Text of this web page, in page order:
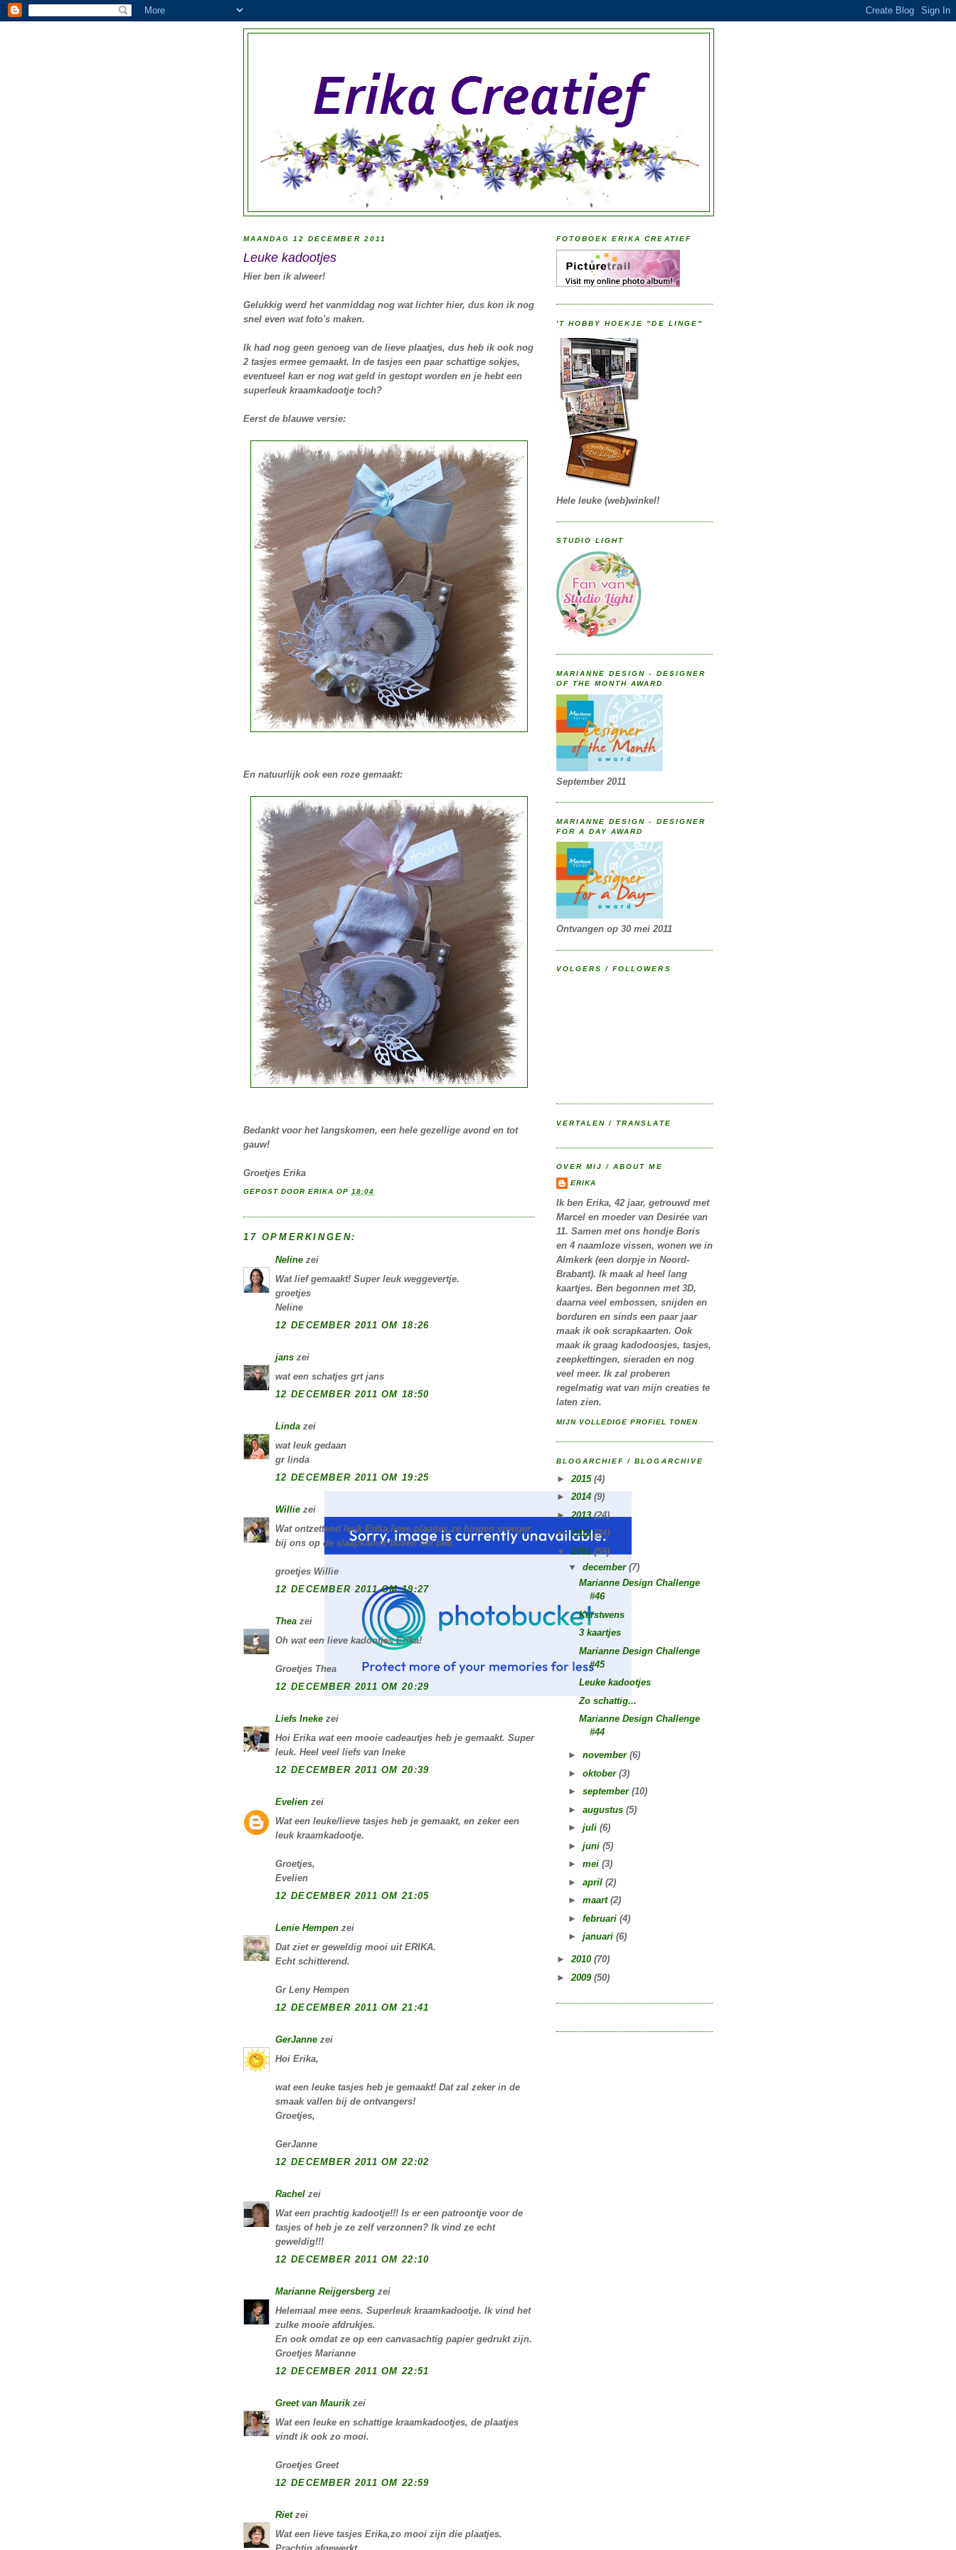
MAANDAG 12 DECEMBER 2011
Leuke kadootjes
Hier ben ik alweer!
Gelukkig werd het vanmiddag nog wat lichter hier, dus kon ik nog
snel even wat foto's maken.
Ik had nog geen genoeg van de lieve plaatjes, dus heb ik ook nog
2 tasjes ermee gemaakt. In de tasjes een paar schattige sokjes,
eventueel kan er nog wat geld in gestopt worden en je hebt een
superleuk kraamkadootje toch?
Eerst de blauwe versie:
En natuurlijk ook een roze gemaakt:
Bedankt voor het langskomen, een hele gezellige avond en tot
gauw!
Groetjes Erika
GEPOST DOORERIKA OP18:04
17 OPMERKINGEN:
Neline zei
Wat lief gemaakt! Super leuk weggevertje.
groetjes
Neline
12 DECEMBER 2011 OM 18:26
jans zei
wat een schatjes grt jans
12 DECEMBER 2011 OM 18:50
Linda zei
wat leuk gedaan
gr linda
12 DECEMBER 2011 OM 19:25
Willie zei
Wat ontzettend leuk Erika,lieve plaatjes,ze hingen vroeger
bij ons op de slaapkamer boven het bed.
groetjes Willie
12 DECEMBER 2011 OM 19:27
Thea zei
Oh wat een lieve kadootjes Erika!
Groetjes Thea
12 DECEMBER 2011 OM 20:29
Liefs Ineke zei
Hoi Erika wat een mooie cadeautjes heb je gemaakt. Super
leuk. Heel veel liefs van Ineke
12 DECEMBER 2011 OM 20:39
Evelien zei
Wat een leuke/lieve tasjes heb je gemaakt, en zeker een
leuk kraamkadootje.
Groetjes,
Evelien
12 DECEMBER 2011 OM 21:05
Lenie Hempen zei
Dat ziet er geweldig mooi uit ERIKA.
Echt schitterend.
Gr Leny Hempen
12 DECEMBER 2011 OM 21:41
GerJanne zei
Hoi Erika,
wat een leuke tasjes heb je gemaakt! Dat zal zeker in de
smaak vallen bij de ontvangers!
Groetjes,
GerJanne
12 DECEMBER 2011 OM 22:02
Rachel zei
Wat een prachtig kadootje!!! Is er een patroontje voor de
tasjes of heb je ze zelf verzonnen? Ik vind ze echt
geweldig!!!
12 DECEMBER 2011 OM 22:10
Marianne Reijgersberg zei
Helemaal mee eens. Superleuk kraamkadootje. Ik vind het
zulke mooie afdrukjes.
En ook omdat ze op een canvasachtig papier gedrukt zijn.
Groetjes Marianne
12 DECEMBER 2011 OM 22:51
Greet van Maurikzei
Wat een leuke en schattige kraamkadootjes, de plaatjes
vindt ik ook zo mooi.
Groetjes Greet
12 DECEMBER 2011 OM 22:59
Rietzei
Wat een lieve tasjes Erika,zo mooi zijn die plaatjes.
FOTOBOEK ERIKA CREATIEF
'T HOBBY HOEKJE "DE LINGE"
Hele leuke (web)winkel!
STUDIO LIGHT
MARIANNE DESIGN - DESIGNER
OF THE MONTH AWARD
September 2011
MARIANNE DESIGN - DESIGNER
FOR A DAY AWARD
Ontvangen op 30 mei 2011
VOLGERS / FOLLOWERS
VERTALEN / TRANSLATE
OVER MIJ / ABOUT ME
ERIKA
Ik ben Erika, 42 jaar, getrouwd met
Marcel en moeder van Desirée van
11. Samen met ons hondje Boris
en 4 naamloze vissen, wonen we in
Almkerk (een dorpje in Noord-
Brabant). Ik maak al heel lang
kaartjes. Ben begonnen met 3D,
daarna veel embossen, snijden en
borduren en sinds een paar jaar
maak ik ook scrapkaarten. Ook
maak ik graag kadodoosjes, tasjes,
zeepkettingen, sieraden en nog
veel meer. Ik zal proberen
regelmatig wat van mijn creaties te
laten zien.
MIJN VOLLEDIGE PROFIEL TONEN
BLOGARCHIEF / BLOGARCHIVE
► 2015 (4)
►2014 (9)
►2013(24)
►2012(24)
▼ 2011 (59)
▼ december (7)
Marianne Design Challenge
#46
Kerstwens
3 kaartjes
Marianne Design Challenge
#45
Leuke kadootjes
Zo schattig...
Marianne Design Challenge
#44
► november (6)
► oktober (3)
► september (10)
► augustus (5)
► juli (6)
► juni (5)
► mei (3)
► april (2)
► maart (2)
► februari (4)
► januari (6)
►2010 (70)
► 2009 (50)